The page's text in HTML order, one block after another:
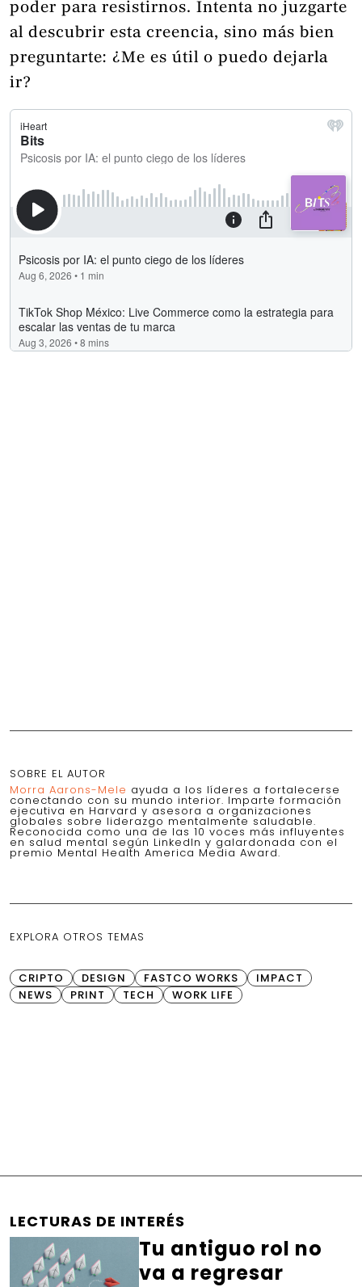
poder para resistirnos. Intenta no juzgarte
al descubrir esta creencia, sino más bien
preguntarte: ¿Me es útil o puedo dejarla
ir?
SOBRE EL AUTOR
Morra Aarons-Mele ayuda a los líderes a fortalecerse
conectando con su mundo interior. Imparte formación
ejecutiva en Harvard y asesora a organizaciones
globales sobre liderazgo mentalmente saludable.
Reconocida como una de las 10 voces más influyentes
en salud mental según LinkedIn y galardonada con el
premio Mental Health America Media Award.
EXPLORA OTROS TEMAS
CRIPTO DESIGN FASTCO WORKS
IMPACT
NEWS
PRINT TECH WORK LIFE
LECTURAS DE INTERÉS
Tu antiguo rol no
va a regresar